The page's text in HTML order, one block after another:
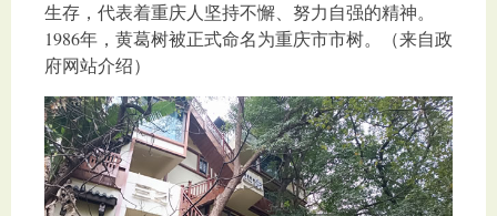
生存，代表着重庆人坚持不懈、努力自强的精神。
1986年，黄葛树被正式命名为重庆市市树。（来自政
府网站介绍）